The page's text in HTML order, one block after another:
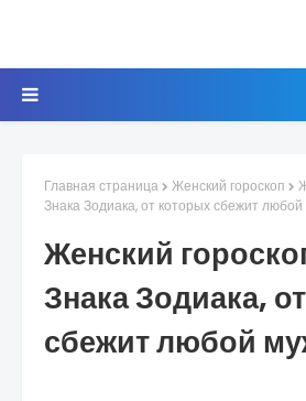
Главная страница Женский гороскоп
Знака Зодиака, от которых сбежит
Женский
Знака Зодиака,
сбежит любой